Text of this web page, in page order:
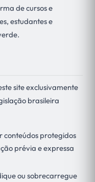
de cursos e
estudantes e
site exclusivamente
brasileira
conteúdos protegidos
prévia e expressa
ou sobrecarregue